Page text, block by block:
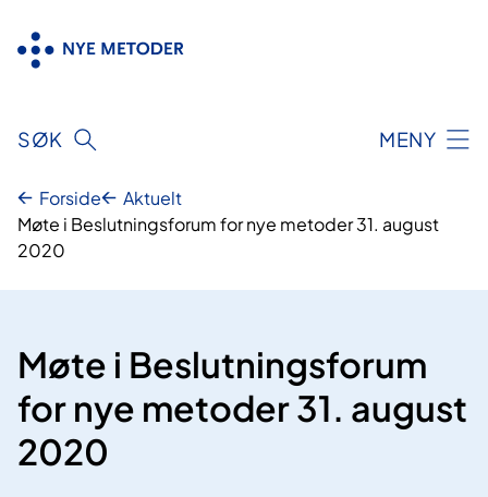
innhold
SØK MENY
Forside
Aktuelt
Møte i Beslutningsforum for nye metoder 31. august
2020
Møte i Beslutningsforum
for nye metoder 31. august
2020